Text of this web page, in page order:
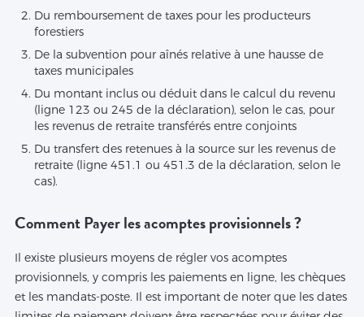
Du remboursement de taxes pour les producteurs
forestiers
De la subvention pour aînés relative à une hausse de
taxes municipales
Du montant inclus ou déduit dans le calcul du revenu
(ligne 123 ou 245 de la déclaration), selon le cas, pour
les revenus de retraite transférés entre conjoints
Du transfert des retenues à la source sur les revenus de
retraite (ligne 451.1 ou 451.3 de la déclaration, selon le
cas).
Comment Payer les acomptes provisionnels ?
Il existe plusieurs moyens de régler vos acomptes
provisionnels, y compris les paiements en ligne, les chèques
et les mandats-poste. Il est important de noter que les dates